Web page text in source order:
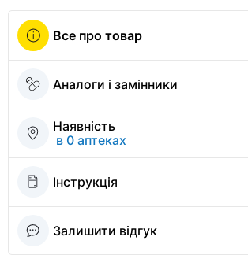
Все про товар
Аналоги і замінники
Наявність
в 0 аптеках
Інструкція
Залишити відгук